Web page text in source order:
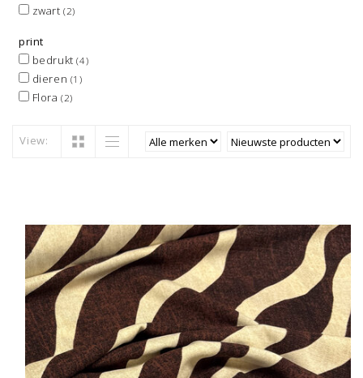
zwart(2)
print
bedrukt(4)
dieren (1)
Flora(2)
View: